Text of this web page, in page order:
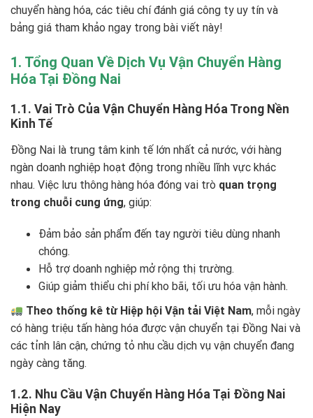
chuyển hàng hóa, các tiêu chí đánh giá công ty uy tín và
bảng giá tham khảo ngay trong bài viết này!
1. Tổng Quan Về Dịch Vụ Vận Chuyển Hàng
Hóa Tại Đồng Nai
1.1. Vai Trò Của Vận Chuyển Hàng Hóa Trong Nền
Kinh Tế
Đồng Nai là trung tâm kinh tế lớn nhất cả nước, với hàng
ngàn doanh nghiệp hoạt động trong nhiều lĩnh vực khác
nhau. Việc lưu thông hàng hóa đóng vai trò quan trọng
trong chuỗi cung ứng, giúp:
Đảm bảo sản phẩm đến tay người tiêu dùng nhanh
chóng.
Hỗ trợ doanh nghiệp mở rộng thị trường.
Giúp giảm thiểu chi phí kho bãi, tối ưu hóa vận hành.
Theo thống kê từ Hiệp hội Vận tải Việt Nam, mỗi ngày
có hàng triệu tấn hàng hóa được vận chuyển tại Đồng Nai và
các tỉnh lân cận, chứng tỏ nhu cầu dịch vụ vận chuyển đang
ngày càng tăng.
1.2. Nhu Cầu Vận Chuyển Hàng Hóa Tại Đồng Nai
Hiện Nay